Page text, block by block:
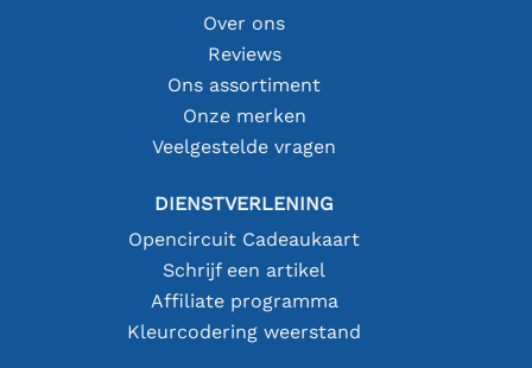
Over ons
Reviews
Ons assortiment
Onze merken
Veelgestelde vragen
DIENSTVERLENING
Opencircuit Cadeaukaart
Schrijf een artikel
Affiliate programma
Kleurcodering weerstand